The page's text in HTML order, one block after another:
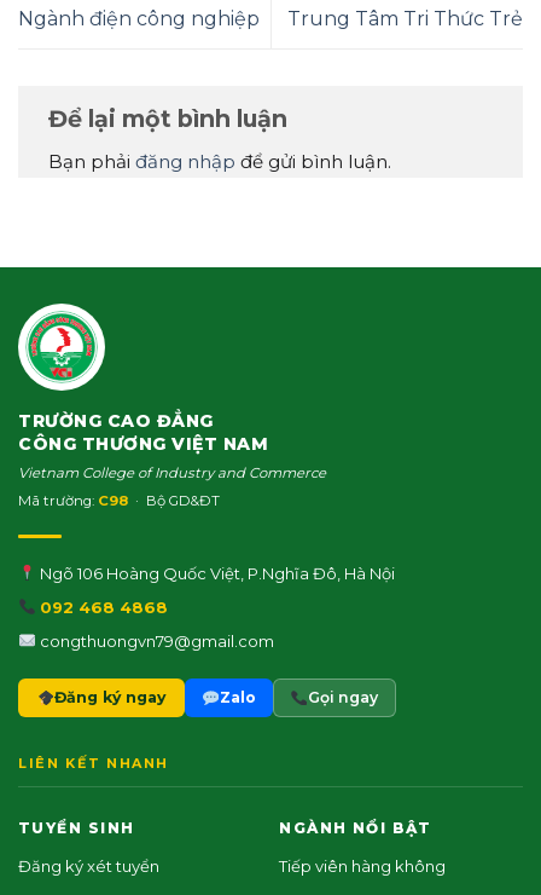
Ngành điện công nghiệp Trung Tâm Tri Thức Trẻ
Để lại một bình luận
Bạn phải đăng nhập để gửi bình luận.
TRƯỜNG CAO ĐẲNG
CÔNG THƯƠNG VIỆT NAM
Vietnam College of Industry and Commerce
Mã trường: C98 · Bộ GD&ĐT
Ngõ 106 Hoàng Quốc Việt, P.Nghĩa Đô, Hà Nội
092 468 4868
congthuongvn79@gmail.com
Đăng ký ngay Zalo Gọi ngay
LIÊN KẾT NHANH
TUYỂN SINH
Đăng ký xét tuyển
NGÀNH NỔI BẬT
Tiếp viên hàng không